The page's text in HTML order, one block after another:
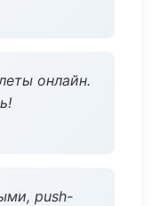
онлайн.
push-